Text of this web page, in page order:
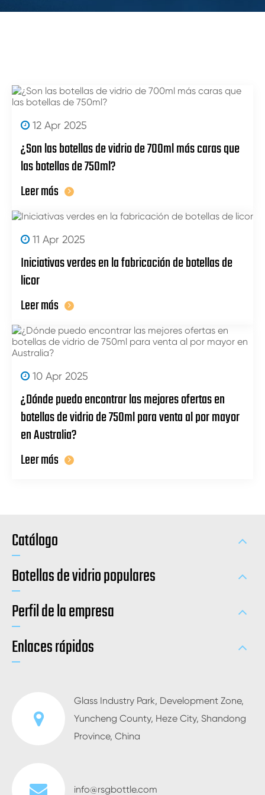
12 Apr 2025
¿Son las botellas de vidrio de 700ml más caras que
las botellas de 750ml?
Leer más
11 Apr 2025
Iniciativas verdes en la fabricación de botellas de
licor
Leer más
10 Apr 2025
¿Dónde puedo encontrar las mejores ofertas en
botellas de vidrio de 750ml para venta al por mayor
en Australia?
Leer más
Catálogo
Botellas de vidrio populares
Perfil de la empresa
Enlaces rápidos
Glass Industry Park, Development Zone,
Yuncheng County, Heze City, Shandong
Province, China
info@rsgbottle.com